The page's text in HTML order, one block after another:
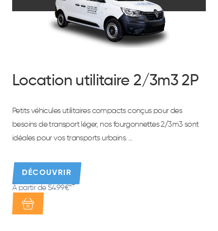
Location utilitaire 2/3m3 2P
Petits véhicules utilitaires compacts conçus pour des
besoins de transport léger, nos fourgonnettes 2/3m3 sont
idéales pour vos transports urbains. ...
DÉCOUVRIR
À partir de 54.99€HT*